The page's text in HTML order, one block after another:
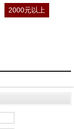
2000元以上